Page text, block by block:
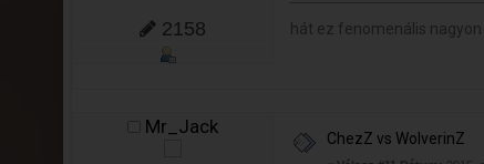
2158 hát ez fenomenális
Mr_Jack
ChezZ vs WolverinZ